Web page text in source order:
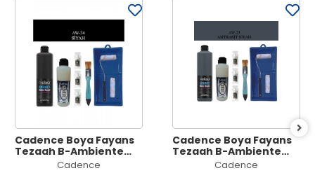
Cadence Boya Fayans
Tezgah B-Ambiente
Islak Zemin Aw-24
Cadence
Cadence Boya Fayans
Tezgah B-Ambiente
Islak Zemin Aw-23
Cadence